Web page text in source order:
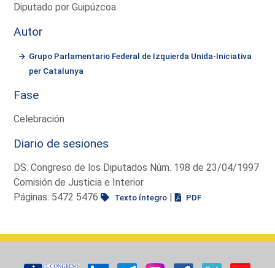
Diputado por Guipúzcoa
Autor
Grupo Parlamentario Federal de Izquierda Unida-Iniciativa
per Catalunya
Fase
Celebración
Diario de sesiones
DS. Congreso de los Diputados Núm. 198 de 23/04/1997
Comisión de Justicia e Interior
Páginas: 5472 5476
Texto íntegro | PDF